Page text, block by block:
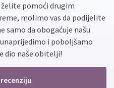
pomoći drugim
molimo vas da podijelite
samo da obogaćuje našu
i poboljšamo
dio naše obitelji!